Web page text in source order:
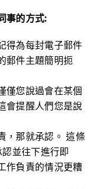
事的方式:
得為每封電子郵件
郵件主題簡明扼
僅您說過會在某個
會提醒人們您是說
，那就承認。 這條
並往下進行即
作負責的情況更糟